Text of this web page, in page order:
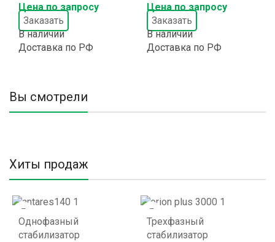
Цена по запросу
Заказать
В наличии
Доставка по РФ
Цена по запросу
Заказать
В наличии
Доставка по РФ
Вы смотрели
Хиты продаж
Однофазный
стабилизатор
Трехфазный
стабилизатор